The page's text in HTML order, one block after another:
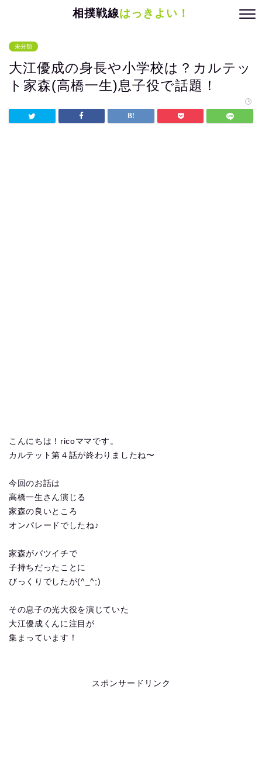
相撲戦線はっきよい！
未分類
大江優成の身長や小学校は？カルテッ
ト家森(高橋一生)息子役で話題！
こんにちは！ricoママです。
カルテット第４話が終わりましたね〜
今回のお話は
高橋一生さん演じる
家森の良いところ
オンパレードでしたね♪
家森がバツイチで
子持ちだったことに
びっくりでしたが(^_^;)
その息子の光大役を演じていた
大江優成くんに注目が
集まっています！
スポンサードリンク